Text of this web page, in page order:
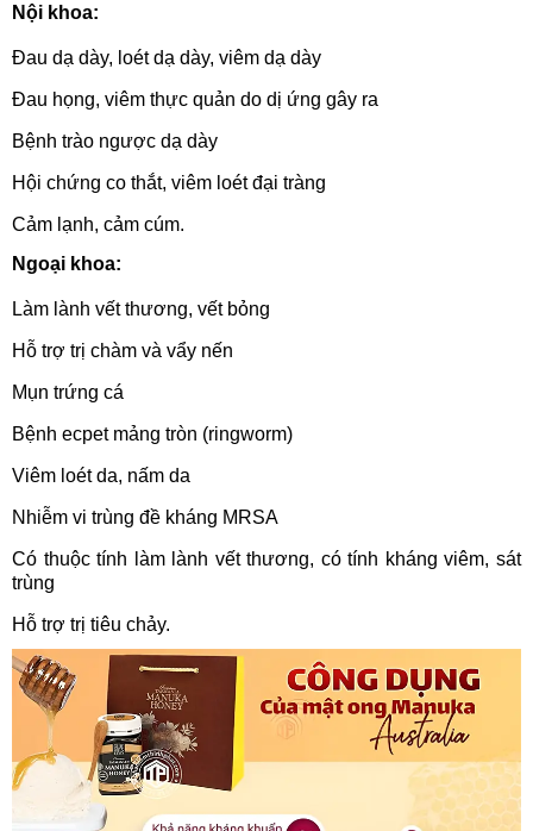
Nội khoa:
Đau dạ dày, loét dạ dày, viêm dạ dày
Đau họng, viêm thực quản do dị ứng gây ra
Bệnh trào ngược dạ dày
Hội chứng co thắt, viêm loét đại tràng
Cảm lạnh, cảm cúm.
Ngoại khoa:
Làm lành vết thương, vết bỏng
Hỗ trợ trị chàm và vẩy nến
Mụn trứng cá
Bệnh ecpet mảng tròn (ringworm)
Viêm loét da, nấm da
Nhiễm vi trùng đề kháng MRSA
Có thuộc tính làm lành vết thương, có tính kháng viêm, sát
trùng
Hỗ trợ trị tiêu chảy.